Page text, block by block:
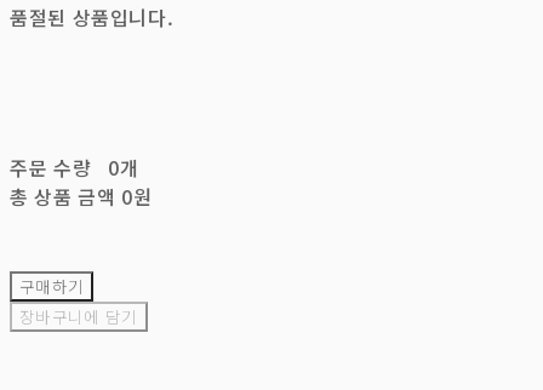
품절된 상품입니다.
주문 수량
0개
총 상품 금액 0원
구매하기
장바구니에 담기